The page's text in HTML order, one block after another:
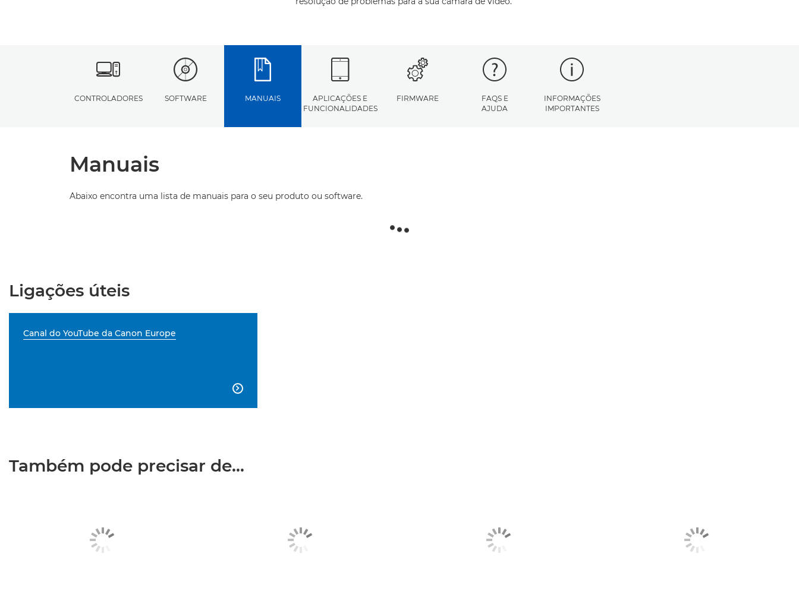
CONTROLADORES SOFTWARE MANUAIS
APLICAÇÕES E
FUNCIONALIDADES
FIRMWARE
FAQS E
AJUDA
INFORMAÇÕES
IMPORTANTES
Manuais
Abaixo encontra uma lista de manuais para o seu produto ou software.
Ligações úteis
Canal do YouTube da Canon Europe

Também pode precisar de...